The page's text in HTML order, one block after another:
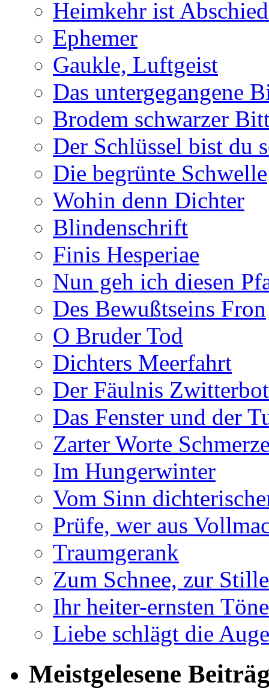
Heimkehr ist
Ephemer
Gaukle, Luftgeist
Das untergegangene
Brodem schwarzer
Der Schlüssel bist du
Die begrünte Schwelle
Wohin denn Dichter
Blindenschrift
Finis Hesperiae
Nun geh ich diesen
Des Bewußtseins Fron
O Bruder Tod
Dichters Meerfahrt
Der Fäulnis
Das Fenster und der
Zarter Worte
Im Hungerwinter
Vom Sinn
Prüfe, wer aus
Traumgerank
Zum Schnee, zur Stille
Ihr heiter-ernsten Töne
Liebe schlägt die
Meistgelesene